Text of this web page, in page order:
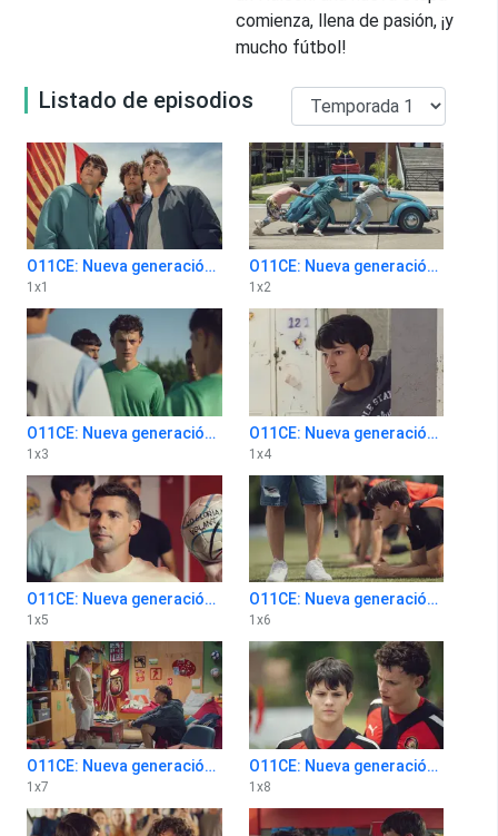
comienza, llena de pasión, ¡y
mucho fútbol!
Listado de episodios
O11CE: Nueva generación 1x1
1 x1
O11CE: Nueva generación 1x2
1 x2
O11CE: Nueva generación 1x3
1 x3
O11CE: Nueva generación 1x4
1 x4
O11CE: Nueva generación 1x5
1 x5
O11CE: Nueva generación 1x6
1 x6
O11CE: Nueva generación 1x7
1 x7
O11CE: Nueva generación 1x8
1 x8